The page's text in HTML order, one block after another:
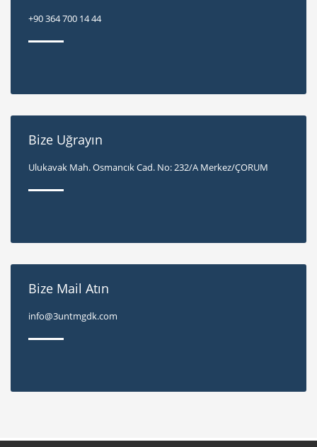
+90 364 700 14 44
Bize Uğrayın
Ulukavak Mah. Osmancık Cad. No: 232/A Merkez/ÇORUM
Bize Mail Atın
info@3untmgdk.com